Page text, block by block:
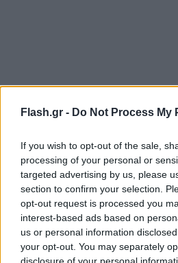
Flash.gr - Do Not Process My
If you wish to opt-out of the sale,
processing of your personal or
targeted advertising by us, please
section to confirm your selection.
opt-out request is processed you
interest-based ads based on
us or personal information
your opt-out. You may separately
disclosure of your personal
Εν συνεχεία, ο ίδιος έκανε
σπουδές ως μηχανικός στην